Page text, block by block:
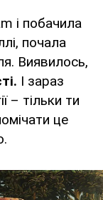
і побачила
почала
Виявилось,
І зараз
– тільки ти
це